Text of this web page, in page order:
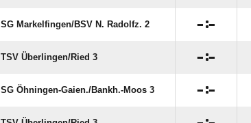
SG Markelfingen/​BSV N. Radolfz. 2 :
TSV Überlingen/​Ried 3 :
SG Öhningen-Gaien./​Bankh.-Moos 3 :